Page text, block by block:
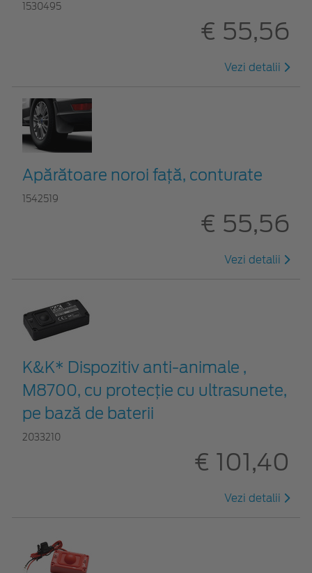
1530495
€ 55,56
Vezi detalii
Apărătoare noroi faţă, conturate
1542519
€ 55,56
Vezi detalii
K&K* Dispozitiv anti-animale ,
M8700, cu protecție cu ultrasunete,
pe bază de baterii
2033210
€ 101,40
Vezi detalii